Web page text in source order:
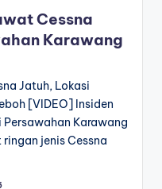
Cessna
Karawang
Jatuh, Lokasi
[VIDEO] Insiden
Karawang
jenis Cessna